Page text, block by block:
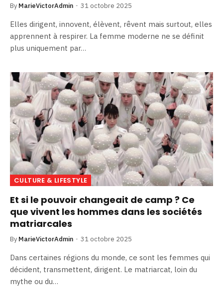
By MarieVictorAdmin 31 octobre 2025
Elles dirigent, innovent, élèvent, rêvent mais surtout, elles
apprennent à respirer. La femme moderne ne se définit
plus uniquement par…
CULTURE & LIFESTYLE
Et si le pouvoir changeait de camp ? Ce
que vivent les hommes dans les sociétés
matriarcales
By MarieVictorAdmin 31 octobre 2025
Dans certaines régions du monde, ce sont les femmes qui
décident, transmettent, dirigent. Le matriarcat, loin du
mythe ou du…